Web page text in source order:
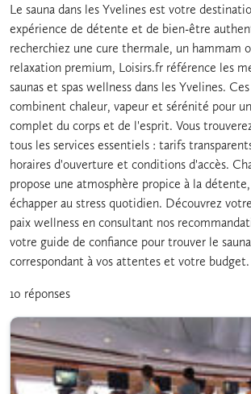
Le sauna dans les Yvelines est votre
expérience de détente et de bien-être
recherchiez une cure thermale, un hammam
relaxation premium, Loisirs.fr référence les
saunas et spas wellness dans les Yvelines.
combinent chaleur, vapeur et sérénité pour
complet du corps et de l'esprit. Vous
tous les services essentiels : tarifs
horaires d'ouverture et conditions d'accès.
propose une atmosphère propice à la
échapper au stress quotidien. Découvrez
paix wellness en consultant nos
votre guide de confiance pour trouver le
correspondant à vos attentes et votre budget.
10 réponses